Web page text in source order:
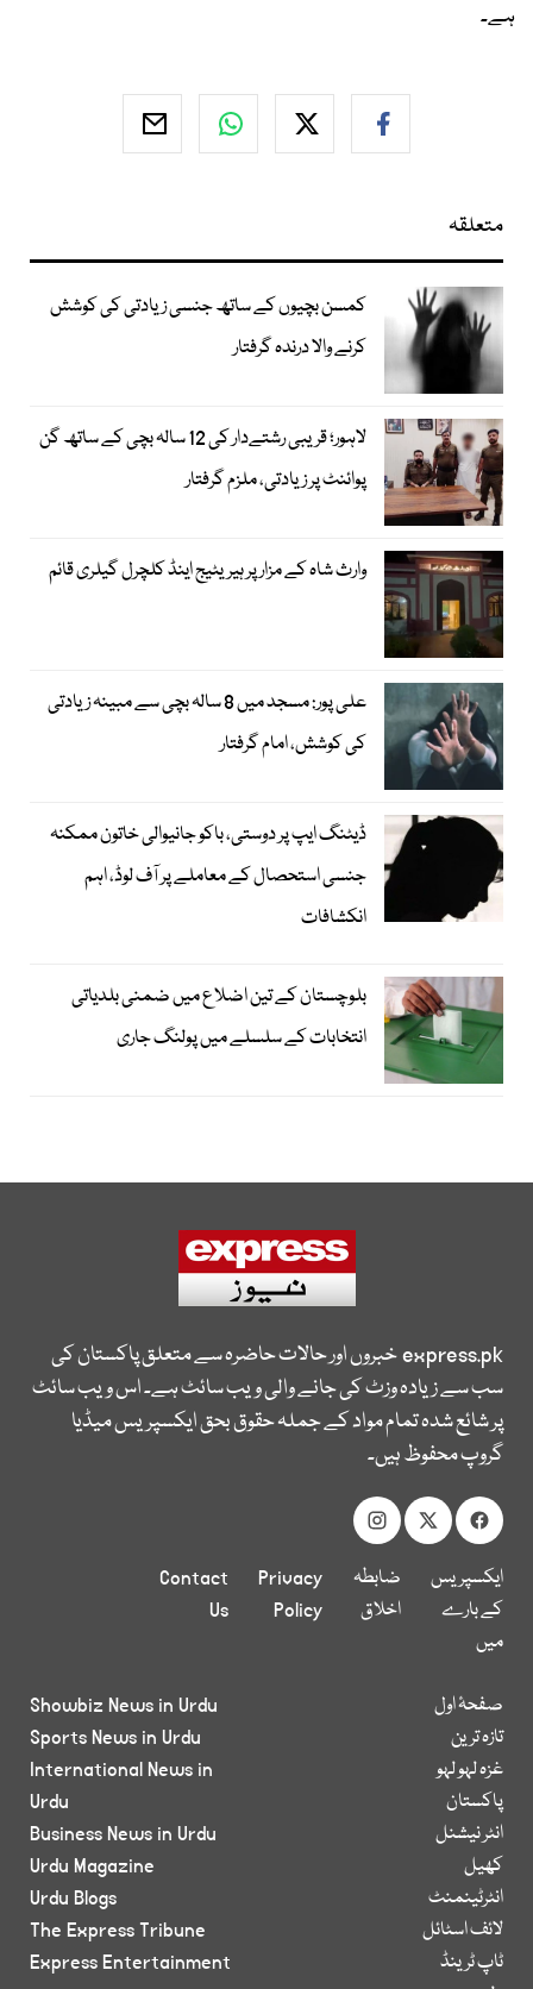
ہے۔
متعلقہ
کمسن بچیوں کے ساتھ جنسی زیادتی کی کوشش
کرنے والا درندہ گرفتار
لاہور؛ قریبی رشتےدار کی 12 سالہ بچی کے ساتھ گن
پوائنٹ پر زیادتی، ملزم گرفتار
وارث شاہ کے مزار پر ہیریٹیج اینڈ کلچرل گیلری قائم
علی پور: مسجد میں 8 سالہ بچی سے مبینہ زیادتی
کی کوشش، امام گرفتار
ڈیٹنگ ایپ پر دوستی، باکو جانیوالی خاتون ممکنہ
جنسی استحصال کے معاملے پر آف لوڈ، اہم
انکشافات
بلوچستان کے تین اضلاع میں ضمنی بلدیاتی
انتخابات کے سلسلے میں پولنگ جاری
express.pkخبروں اور حالات حاضرہ سے متعلق پاکستان کی
سب سے زیادہ وزٹ کی جانے والی ویب سائٹ ہے۔ اس ویب سائٹ
پر شائع شدہ تمام مواد کے جملہ حقوق بحق ایکسپریس میڈیا
گروپ محفوظ ہیں۔
ایکسپریس
کے بارے
میں
ضابطہ
اخلاق
Privacy
Policy
Contact
Us
صفحۂ اول
تازہ ترین
غزہ لہو لہو
پاکستان
انٹر نیشنل
کھیل
انٹرٹینمنٹ
لائف اسٹائل
ٹاپ ٹرینڈ
Showbiz News in Urdu
Sports News in Urdu
International News in
Urdu
Business News in Urdu
Urdu Magazine
Urdu Blogs
The Express Tribune
Express Entertainment